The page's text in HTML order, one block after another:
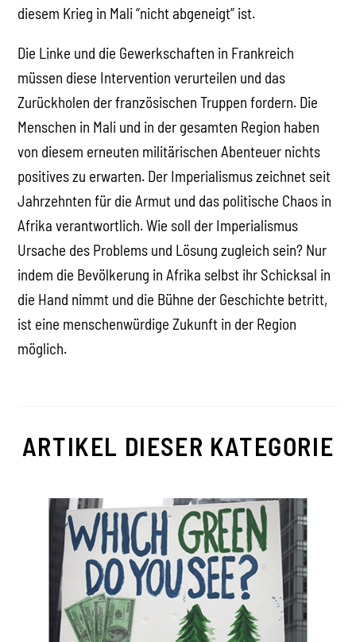
diesem Krieg in Mali “nicht abgeneigt” ist.
Die Linke und die Gewerkschaften in Frankreich
müssen diese Intervention verurteilen und das
Zurückholen der französischen Truppen fordern. Die
Menschen in Mali und in der gesamten Region haben
von diesem erneuten militärischen Abenteuer nichts
positives zu erwarten. Der Imperialismus zeichnet seit
Jahrzehnten für die Armut und das politische Chaos in
Afrika verantwortlich. Wie soll der Imperialismus
Ursache des Problems und Lösung zugleich sein? Nur
indem die Bevölkerung in Afrika selbst ihr Schicksal in
die Hand nimmt und die Bühne der Geschichte betritt,
ist eine menschenwürdige Zukunft in der Region
möglich.
ARTIKEL DIESER KATEGORIE